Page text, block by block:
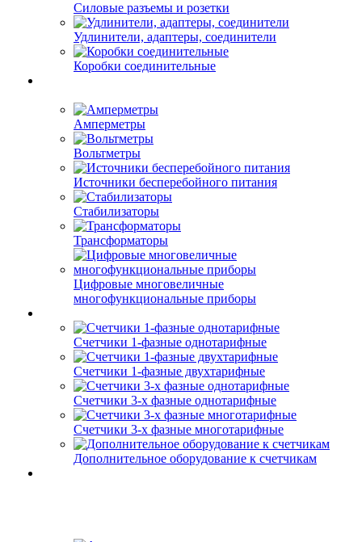
Силовые разъемы и розетки
Удлинители, адаптеры, соединители
Коробки соединительные
Амперметры
Вольтметры
Источники бесперебойного питания
Стабилизаторы
Трансформаторы
Цифровые многовеличные
многофункциональные приборы
Счетчики 1-фазные однотарифные
Счетчики 1-фазные двухтарифные
Счетчики 3-х фазные однотарифные
Счетчики 3-х фазные многотарифные
Дополнительное оборудование к счетчикам